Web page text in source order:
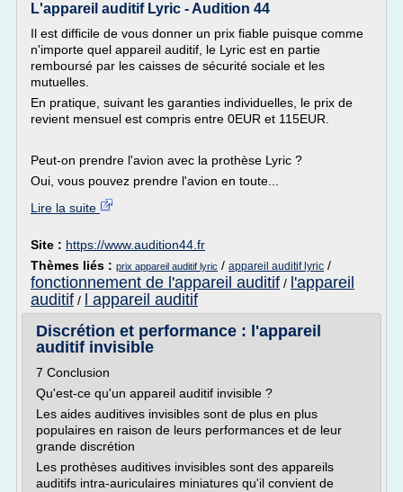
L'appareil auditif Lyric - Audition 44
Il est difficile de vous donner un prix fiable puisque comme
n'importe quel appareil auditif, le Lyric est en partie
remboursé par les caisses de sécurité sociale et les
mutuelles.
En pratique, suivant les garanties individuelles, le prix de
revient mensuel est compris entre 0EUR et 115EUR.
Peut-on prendre l'avion avec la prothèse Lyric ?
Oui, vous pouvez prendre l'avion en toute...
Lire la suite
Site : https://www.audition44.fr
Thèmes liés : prix appareil auditif lyric / appareil auditif lyric /
fonctionnement de l'appareil auditif / l'appareil
auditif /
l appareil auditif
Discrétion et performance : l'appareil
auditif invisible
7 Conclusion
Qu'est-ce qu'un appareil auditif invisible ?
Les aides auditives invisibles sont de plus en plus
populaires en raison de leurs performances et de leur
grande discrétion
Les prothèses auditives invisibles sont des appareils
auditifs intra-auriculaires miniatures qu'il convient de